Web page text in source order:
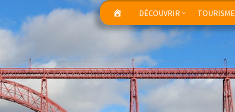
DÉCOUVRIR TOURISME